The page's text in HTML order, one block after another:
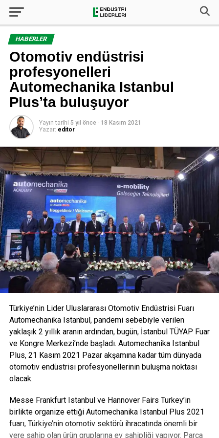
HABERLER
Otomotiv endüstrisi
profesyonelleri
Automechanika Istanbul
Plus’ta buluşuyor
Yayın tarihi 5 yıl önce - 18 Kasım 2021
Yazar: editor
Türkiye’nin Lider Uluslararası Otomotiv Endüstrisi Fuarı
Automechanika Istanbul, pandemi sebebiyle verilen
yaklaşık 2 yıllık aranın ardından, bugün, İstanbul TÜYAP Fuar
ve Kongre Merkezi’nde başladı. Automechanika Istanbul
Plus, 21 Kasım 2021 Pazar akşamına kadar tüm dünyada
otomotiv endüstrisi profesyonellerinin buluşma noktası
olacak.
Messe Frankfurt Istanbul ve Hannover Fairs Turkey’in
birlikte organize ettiği Automechanika Istanbul Plus 2021
fuarı, Türkiye’nin otomotiv sektörü ihracatında önemli bir
yere sahip olan ürün gruplarına ev sahipliği yapıyor. Parça